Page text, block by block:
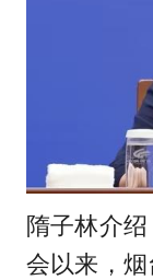
隋子林介
会以来，